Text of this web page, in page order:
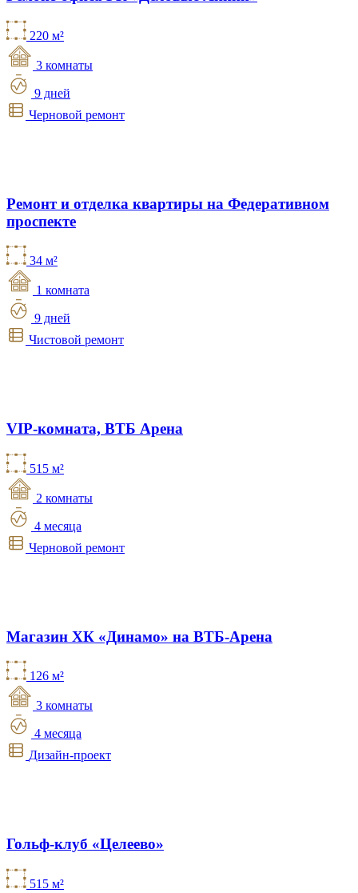
220 м²
3 комнаты
9 дней
Черновой ремонт
Ремонт и отделка квартиры на Федеративном
проспекте
34 м²
1 комната
9 дней
Чистовой ремонт
VIP-комната, ВТБ Арена
515 м²
2 комнаты
4 месяца
Черновой ремонт
Магазин ХК «Динамо» на ВТБ-Арена
126 м²
3 комнаты
4 месяца
Дизайн-проект
Гольф-клуб «Целеево»
515 м²